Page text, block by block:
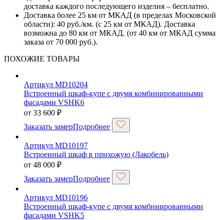
доставка каждого последующего изделия – бесплатно.
Доставка более 25 км от МКАД (в пределах Московской
области): 40 руб./км. (с 25 км от МКАД). Доставка
возможна до 80 км от МКАД. (от 40 км от МКАД сумма
заказа от 70 000 руб.).
ПОХОЖИЕ ТОВАРЫ
Артикул MD10204
Встроенный шкаф-купе с двумя комбинированными
фасадами VSHK6
от 33 600 ₽
Заказать замерПодробнее
Артикул MD10197
Встроенный шкаф в прихожую (Лакобель)
от 48 000 ₽
Заказать замерПодробнее
Артикул MD10196
Встроенный шкаф-купе с двумя комбинированными
фасадами VSHK5